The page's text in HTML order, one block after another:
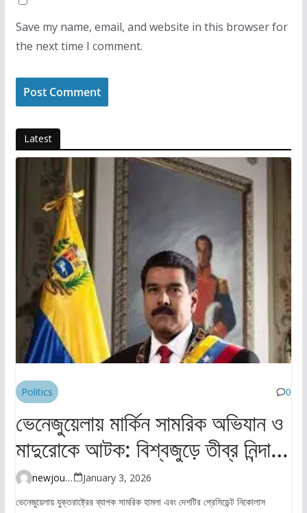
Save my name, email, and website in this browser for
the next time I comment.
Latest
Politics 0
ভেনেজুয়েলায় মার্কিন সামরিক অভিযান ও
মাদুরোকে আটক: বিশ্বজুড়ে তীব্র নিন্দা ও
উদ্বেগ newjourney4045@gmail.com
January 3, 2026
ভেনেজুয়েলায় যুক্তরাষ্ট্রের ব্যাপক সামরিক হামলা এবং দেশটির প্রেসিডেন্ট নিকোলাস